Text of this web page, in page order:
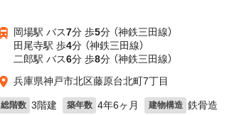
岡場駅 バス7分 歩5分 （神鉄三田線）
田尾寺駅 歩4分 （神鉄三田線）
二郎駅 バス6分 歩8分 （神鉄三田線）
兵庫県神戸市北区藤原台北町7丁目
総階数 3階建 築年数 4年6ヶ月 建物構造 鉄骨造